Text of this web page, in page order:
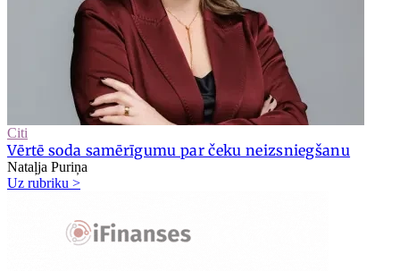
Citi
Vērtē soda samērīgumu par čeku neizsniegšanu
Nataļja Puriņa
Uz rubriku >